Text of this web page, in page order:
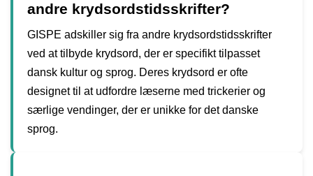
andre krydsordstidsskrifter?
GISPE adskiller sig fra andre krydsordstidsskrifter
ved at tilbyde krydsord, der er specifikt tilpasset
dansk kultur og sprog. Deres krydsord er ofte
designet til at udfordre læserne med trickerier og
særlige vendinger, der er unikke for det danske
sprog.